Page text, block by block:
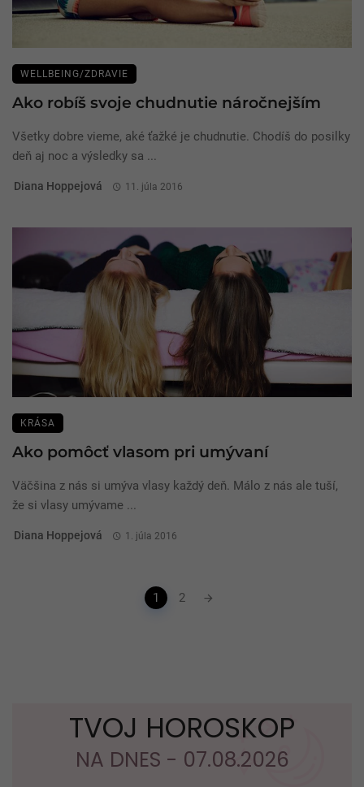
WELLBEING/ZDRAVIE
Ako robíš svoje chudnutie náročnejším
Všetky dobre vieme, aké ťažké je chudnutie. Chodíš do posilky
deň aj noc a výsledky sa ...
Diana Hoppejová 11. júla 2016
KRÁSA
Ako pomôcť vlasom pri umývaní
Väčšina z nás si umýva vlasy každý deň. Málo z nás ale tuší,
že si vlasy umývame ...
Diana Hoppejová 1. júla 2016
1 2
TVOJ HOROSKOP
NA DNES - 07.08.2026